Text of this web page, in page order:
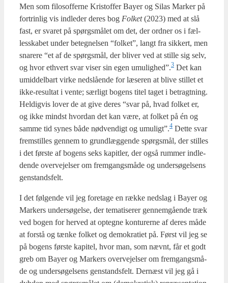
Men som filo­sof­fer­ne Kri­stof­fer Bay­er og Silas Mar­ker på
for­trin­lig vis ind­le­der deres bog Fol­ket(2023) med at slå
fast, er sva­ret på spørgs­må­let om det, der ord­ner os i fæl­
les­ska­bet under beteg­nel­sen “fol­ket”, langt fra sik­kert, men
sna­re­re “et af de spørgs­mål, der bli­ver ved at stil­le sig selv,
og hvor ethvert svar viser sin egen umulighed”.3 Det kan
umid­del­bart vir­ke ned­slå­en­de for læse­ren at bli­ve stil­let et
ikke-resul­tat i ven­te; sær­ligt bogens titel taget i betragt­ning.
Hel­dig­vis lover de at give deres “svar på, hvad fol­ket er,
og ikke mindst hvor­dan det kan være, at fol­ket på én og
sam­me tid synes både nød­ven­digt og umuligt”.4 Det­te svar
frem­stil­les gen­nem to grund­læg­gen­de spørgs­mål, der stil­les
i det før­ste af bogens seks kapit­ler, der også rum­mer ind­le­
den­de over­vej­el­ser om frem­gangs­må­de og under­sø­gel­sens
gen­stands­felt.
I det føl­gen­de vil jeg fore­ta­ge en ræk­ke nedslag i Bay­er og
Mar­kers under­sø­gel­se, der tema­ti­se­rer gen­nem­gå­en­de træk
ved bogen for her­ved at opteg­ne kon­tu­rer­ne af deres måde
at for­stå og tæn­ke fol­ket og demo­kra­ti­et på. Først vil jeg se
på bogens før­ste kapi­tel, hvor man, som nævnt, får et godt
greb om Bay­er og Mar­kers over­vej­el­ser om frem­gangs­må­
de og under­sø­gel­sens gen­stands­felt. Der­næst vil jeg gå i